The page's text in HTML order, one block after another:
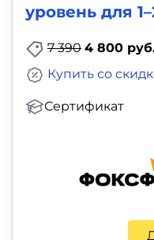
уровень для
7 390 4 800
Сертификат
Купить со